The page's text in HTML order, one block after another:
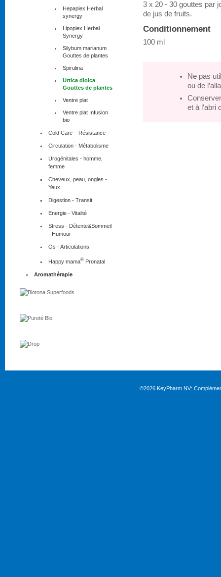
Hepaplex Herbal
synergy
Lipoplex Herbal
Synergy
Silybum marianum
Gouttes de plantes
Spirulina
Urtica dioica
Gouttes de plantes
Ventre plat
Ventre plat Infusion
bio
Cold Care – Résistance
Circulation - Métabolisme
Urogénitales - homme,
femme
Cheveux, peau, ongles -
Yeux
Digestion - Transit
Energie - Vitalité
Stress - Détente&Sommeil
- Humour
Os - Articulations
Happy mama® Pronatal
Aromathérapie
3 x 20 - 30 gouttes par
de jus de fruits.
Conditionnement
100 ml
Ne pas
ou de
et à l’abri
©2026 KeyPharm NV: